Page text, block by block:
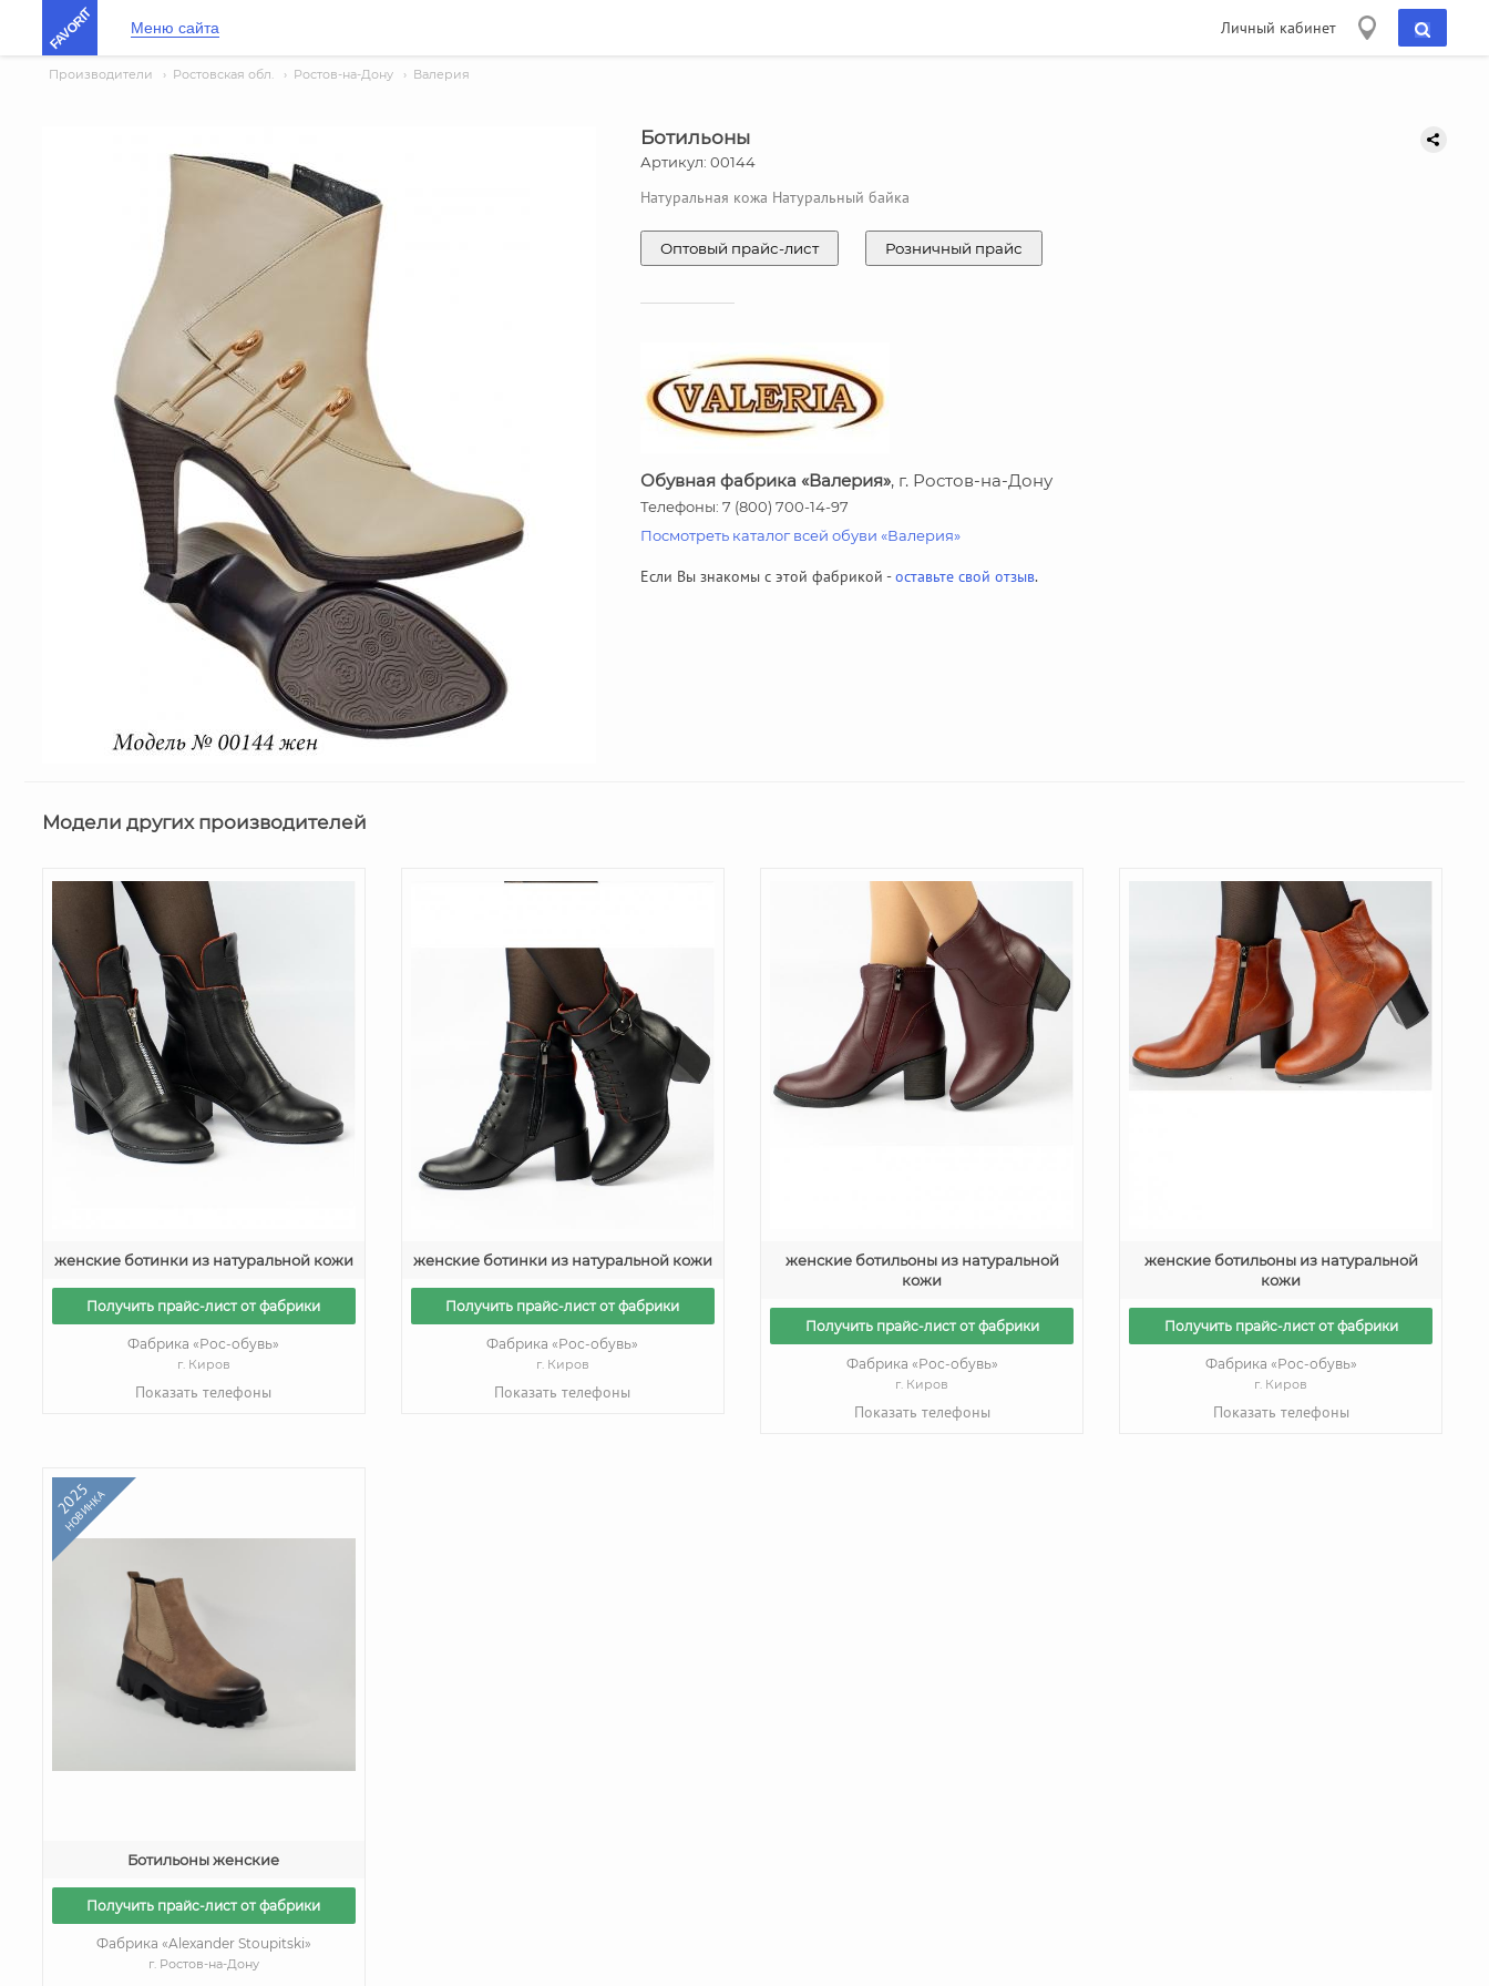
FAVORIT Меню сайта Личный кабинет
Производители › Ростовская обл. › Ростов-на-Дону › Валерия
Ботильоны
Артикул: 00144
Натуральная кожа Натуральный байка
Оптовый прайс-лист Розничный прайс
Обувная фабрика «Валерия», г. Ростов-на-Дону
Телефоны: 7 (800) 700-14-97
Посмотреть каталог всей обуви «Валерия»
Если Вы знакомы с этой фабрикой -оставьте свой отзыв.
Модели других производителей
женские ботинки из натуральной кожи
Получить прайс-лист от фабрики
Фабрика «Рос-обувь»
г. Киров
Показать телефоны
женские ботинки из натуральной кожи
Получить прайс-лист от фабрики
Фабрика «Рос-обувь»
г. Киров
Показать телефоны
женские ботильоны из натуральной
кожи
Получить прайс-лист от фабрики
Фабрика «Рос-обувь»
г. Киров
Показать телефоны
женские ботильоны из натуральной
кожи
Получить прайс-лист от фабрики
Фабрика «Рос-обувь»
г. Киров
Показать телефоны
2025
НОВИНКА
Ботильоны женские
Получить прайс-лист от фабрики
Фабрика «Alexander Stoupitski»
г. Ростов-на-Дону